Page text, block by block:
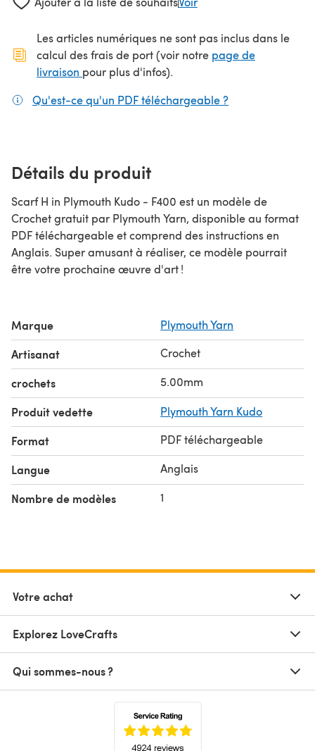
Les articles numériques ne sont pas inclus dans le
calcul des frais de port (voir notre page de
livraison (s'ouvre dans un nouvel onglet)
pour plus d'infos).
Qu'est-ce qu'un PDF téléchargeable ?
Détails du produit
Scarf H in Plymouth Kudo - F400 est un modèle de
Crochet gratuit par Plymouth Yarn, disponible au format
PDF téléchargeable et comprend des instructions en
Anglais. Super amusant à réaliser, ce modèle pourrait
être votre prochaine œuvre d'art !
Marque Plymouth Yarn
Artisanat Crochet
crochets 5.00mm
Produit vedette Plymouth Yarn Kudo
Format PDF téléchargeable
Langue Anglais
Nombre de modèles 1
Votre achat
Explorez LoveCrafts
Qui sommes-nous ?